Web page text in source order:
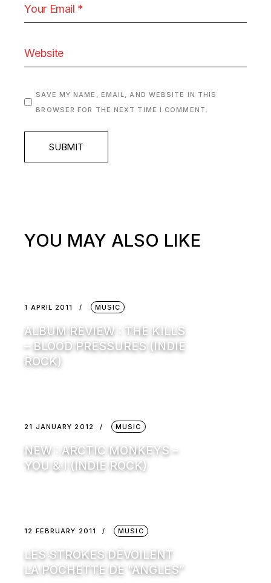
SAVE MY NAME, EMAIL, AND WEBSITE IN THIS
BROWSER FOR THE NEXT TIME I COMMENT.
SUBMIT
YOU MAY ALSO LIKE
1 APRIL 2011 MUSIC
ALBUM REVIEW : THE KILLS
– BLOOD PRESSURES (INDIE
ROCK)
21 JANUARY 2012 MUSIC
NEW : ARCTIC MONKEYS –
YOU & I (INDIE ROCK)
12 FEBRUARY 2011 MUSIC
LES STROKES DÉVOILENT
LA POCHETTE DE “ANGLES”